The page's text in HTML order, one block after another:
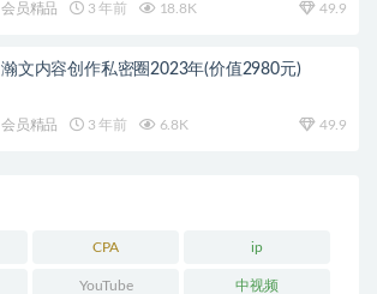
会员精品 3 年前 18.8K 49.9
瀚文内容创作私密圈2023年(价值2980元)
会员精品 3 年前 6.8K 49.9
CPA ip
YouTube 中视频